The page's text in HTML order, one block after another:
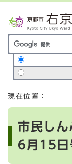
サイト内検索の範
ここから本文です
現在位置：
市民し
6月15日